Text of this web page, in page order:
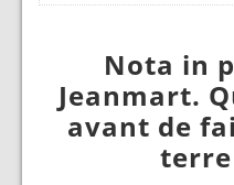
Nota in
Jeanmart.
avant de
terre